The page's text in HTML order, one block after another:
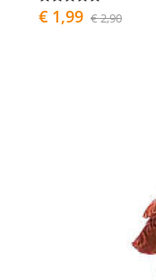
€ 1,99 € 2,90